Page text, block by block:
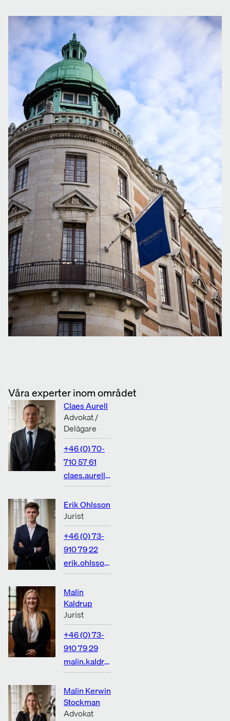
Våra experter inom området
Claes Aurell
Advokat /
Delägare
+46 (0) 70-
710 57 61
claes.aurell@rosenlaw.se
Erik Ohlsson
Jurist
+46 (0) 73-
910 79 22
erik.ohlsson@rosenlaw.se
Malin
Kaldrup
Jurist
+46 (0) 73-
910 79 29
malin.kaldrup@rosenlaw.se
Malin Kerwin
Stockman
Advokat